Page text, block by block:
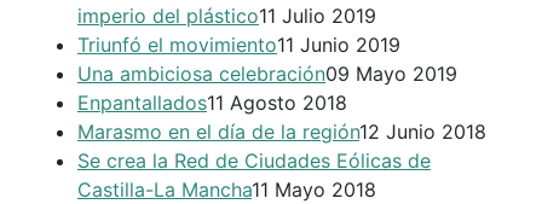
imperio del plástico11 Julio 2019
Triunfó el movimiento11 Junio 2019
Una ambiciosa celebración09 Mayo 2019
Enpantallados11 Agosto 2018
Marasmo en el día de la región12 Junio 2018
Se crea la Red de Ciudades Eólicas de
Castilla-La Mancha11 Mayo 2018